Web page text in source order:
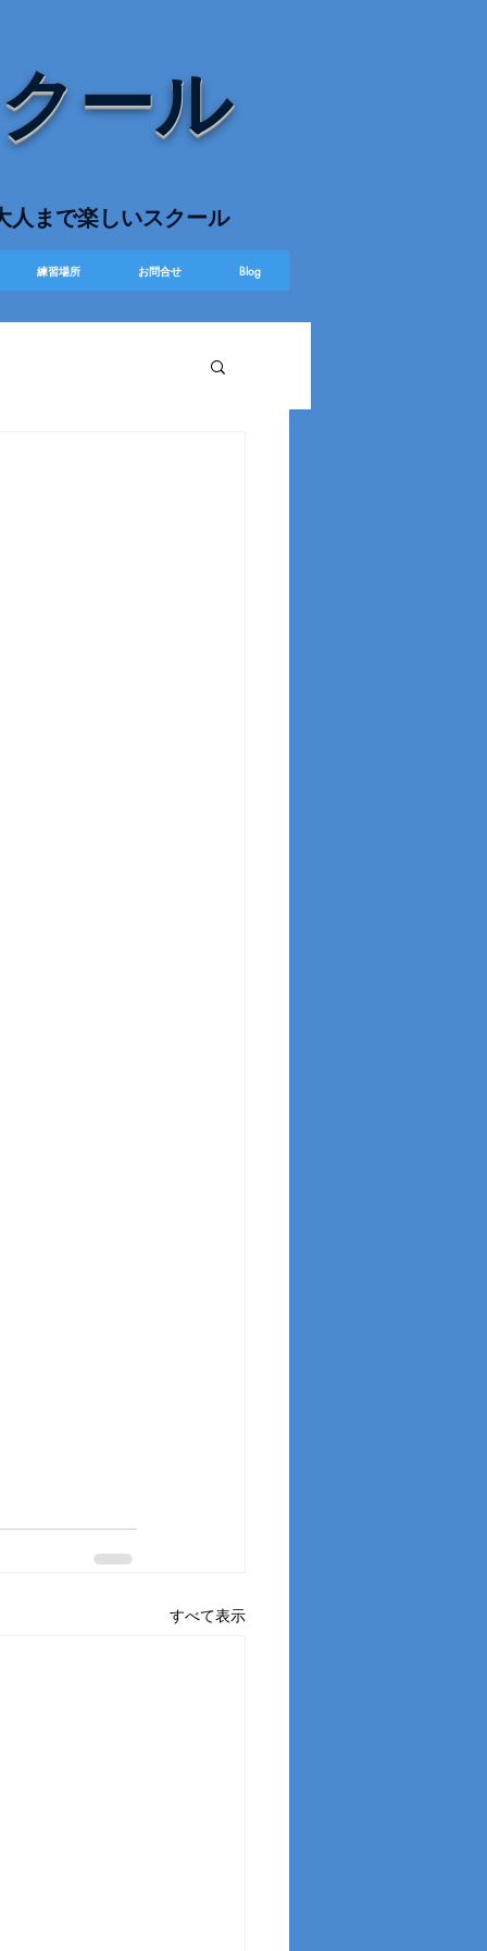
ール
人まで楽しいスクール
練習場所 お問合せ Blog
すべて表示